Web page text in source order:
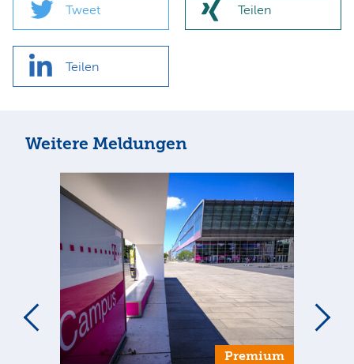
Tweet Teilen
Teilen
Weitere Meldungen
Premium